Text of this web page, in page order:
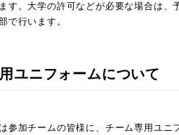
。大学の許可などが必要な場合は、
で行います。
ユニフォームについて
参加チームの皆様に、チーム専用ユニ